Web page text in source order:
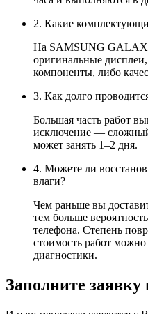
2. Какие
На SAMSUNG
оригинальные
компоненты, либо
3. Как долго
Большая часть работ
исключение —
может занять 1–2 дня.
4. Можете ли
влаги?
Чем раньше вы
тем больше
телефона. Степень
стоимость работ
диагностики.
Заполните заявку